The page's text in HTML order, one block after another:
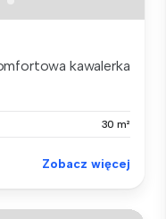
kawalerka
30 m²
Zobacz więcej